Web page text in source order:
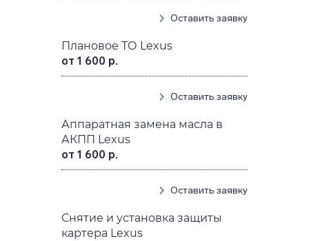
Оставить заявку
Плановое ТО Lexus
от 1 600 р.
Оставить заявку
Аппаратная замена масла в
АКПП Lexus
от 1 600 р.
Оставить заявку
Снятие и установка защиты
картера Lexus